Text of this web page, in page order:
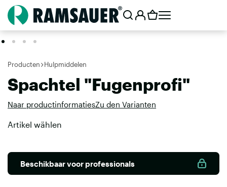
Producten Hulpmiddelen
Spachtel "Fugenprofi"
Naar productinformatiesZu den Varianten
Artikel wählen
Beschikbaar voor professionals